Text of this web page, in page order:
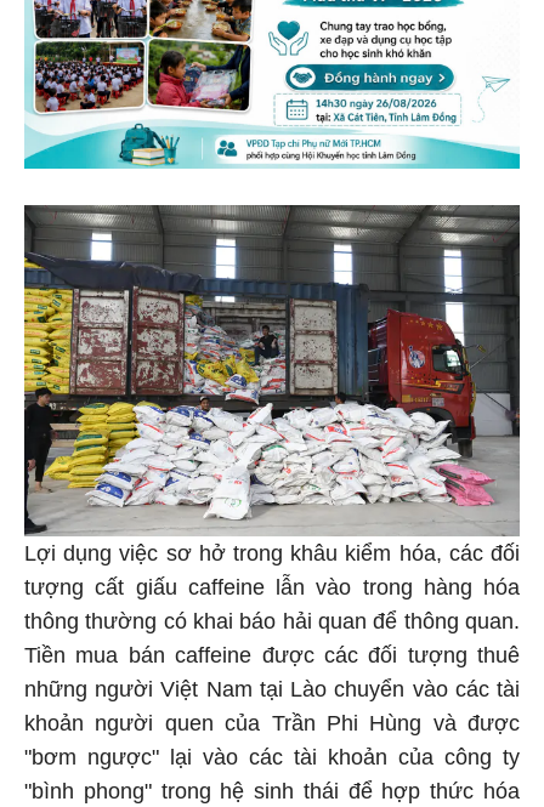
Lợi dụng việc sơ hở trong khâu kiểm hóa, các đối
tượng cất giấu caffeine lẫn vào trong hàng hóa
thông thường có khai báo hải quan để thông quan.
Tiền mua bán caffeine được các đối tượng thuê
những người Việt Nam tại Lào chuyển vào các tài
khoản người quen của Trần Phi Hùng và được
"bơm ngược" lại vào các tài khoản của công ty
"bình phong" trong hệ sinh thái để hợp thức hóa